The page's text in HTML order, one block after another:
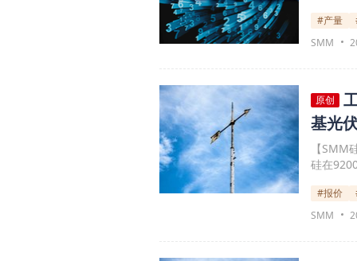
#产量
SMM
原创
基光
【
硅在
关注硅
报，市
#报价
SMM